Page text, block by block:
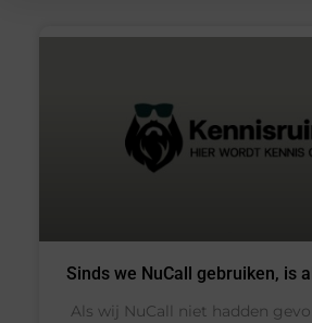
Sinds we NuCall gebruiken, is
Als wij NuCall niet hadden